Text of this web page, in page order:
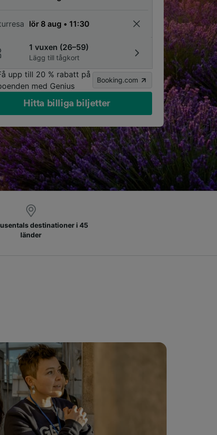
1 vuxen (26–59)
Lägg till tågkort
upp till 20 % rabatt på
med Genius
Booking.com
Hitta billiga biljetter
destinationer i 45
länder